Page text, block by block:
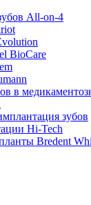
All‑on‑4
BioСare
в
зубов
Hi-Tech
Bredent